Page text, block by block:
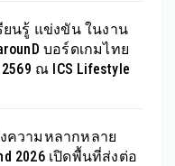
ยนรู้ แข่งขัน ในงาน
บอร์ดเกมไทย
ณ ICS Lifestyle
ความหลากหลาย
2026 เปิดพื้นที่ส่งต่อ